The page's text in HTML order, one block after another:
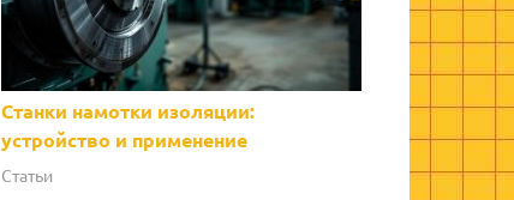
Станки намотки изоляции:
устройство и применение
Статьи